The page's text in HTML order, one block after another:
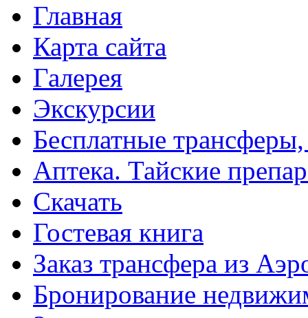
Главная
Карта сайта
Галерея
Экскурсии
Бесплатные
Аптека. Тайские
Скачать
Гостевая книга
Заказ трансфера из
Бронирование